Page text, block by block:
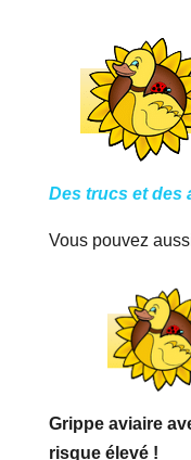
Des trucs et des
Vous pouvez
Grippe aviaire
risque élevé !